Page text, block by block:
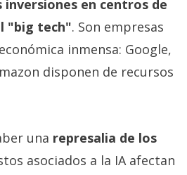
inversiones en centros de
"big tech". Son empresas
inmensa: Google,
disponen de recursos
una represalia de los
asociados a la IA afectan